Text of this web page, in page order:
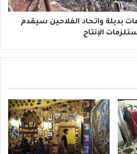
بديلة واتحاد الفلاحين سيقدم
الإنتاج